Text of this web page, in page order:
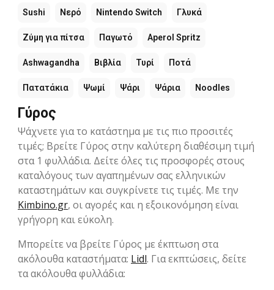
Sushi Νερό Nintendo Switch Γλυκά
Ζύμη για πίτσα Παγωτό Aperol Spritz
Ashwagandha Βιβλία Τυρί Ποτά
Πατατάκια Ψωμί Ψάρι Ψάρια Noodles
Γύρος
Ψάχνετε για το κατάστημα με τις πιο προσιτές
τιμές; Βρείτε Γύρος στην καλύτερη διαθέσιμη τιμή
στα 1 φυλλάδια. Δείτε όλες τις προσφορές στους
καταλόγους των αγαπημένων σας ελληνικών
καταστημάτων και συγκρίνετε τις τιμές. Με την
Kimbino.gr, οι αγορές και η εξοικονόμηση είναι
γρήγορη και εύκολη.
Μπορείτε να βρείτε Γύρος με έκπτωση στα
ακόλουθα καταστήματα: Lidl. Για εκπτώσεις, δείτε
τα ακόλουθα φυλλάδια: